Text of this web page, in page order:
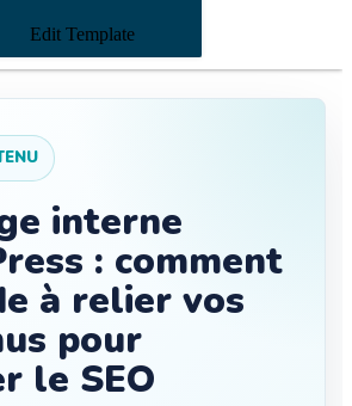
Edit Template
interne
: comment
à relier vos
pour
le SEO